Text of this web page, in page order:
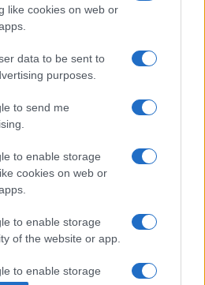
like cookies on web or
data to be sent to
purposes.
to send me
to enable storage
cookies on web or
to enable storage
of the website or app.
to enable storage
köszönetet mondani
vagy szemlélőként része volt a
És hogy mi lesz a Tünet
részeként kiadjuk a társulat
kiegészítve, felvesszük és
előadásaihoz készült zenéket,
online archívumot is szeretnénk
folyamatosan hírt adunk majd
alakul a sorsunk” – mondja